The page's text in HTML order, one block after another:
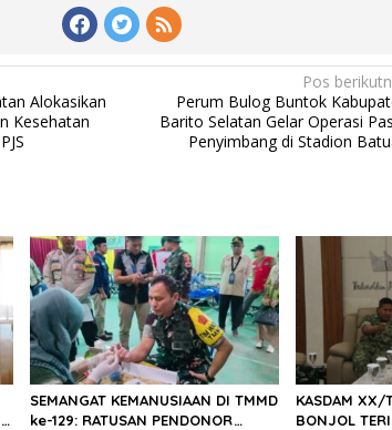
Alokasikan
Kesehatan
Pos
Perum Bulog Buntok
Barito Selatan Gelar Operasi
Penyimbang di Stadion
SEMANGAT KEMANUSIAAN DI TMMD
ke-129: RATUSAN PENDONOR
KASDAM XX/
BONJOL